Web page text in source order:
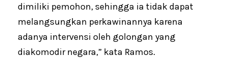
dimiliki pemohon, sehingga ia tidak dapat
melangsungkan perkawinannya karena
adanya intervensi oleh golongan yang
diakomodir negara,” kata Ramos.